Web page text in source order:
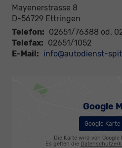
Mayenerstrasse 8
D-56729 Ettringen
Telefon: 02651/76388 od.
Telefax: 02651/1052
E-Mail: info@autodienst-
Google
Google Karte
Die Karte wird von
Es gelten die